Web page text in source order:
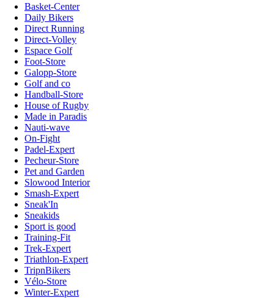
Basket-Center
Daily Bikers
Direct Running
Direct-Volley
Espace Golf
Foot-Store
Galopp-Store
Golf and co
Handball-Store
House of Rugby
Made in Paradis
Nauti-wave
On-Fight
Padel-Expert
Pecheur-Store
Pet and Garden
Slowood Interior
Smash-Expert
Sneak'In
Sneakids
Sport is good
Training-Fit
Trek-Expert
Triathlon-Expert
TripnBikers
Vélo-Store
Winter-Expert